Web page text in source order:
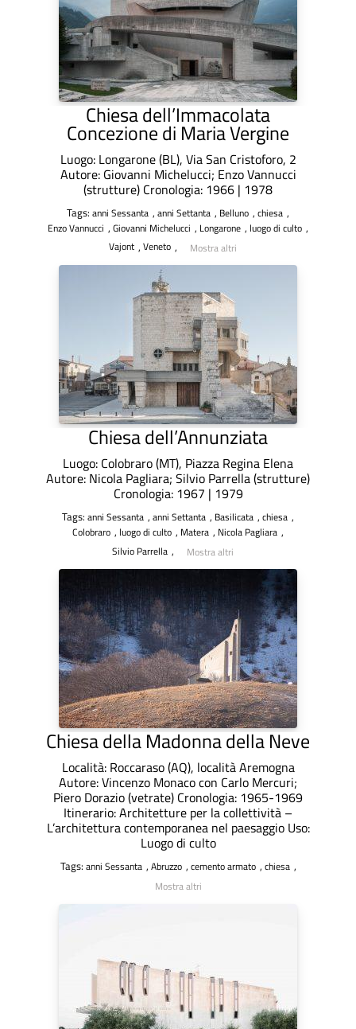
Chiesa dell’Immacolata
Concezione di Maria Vergine
Luogo: Longarone (BL), Via San Cristoforo, 2
Autore: Giovanni Michelucci; Enzo Vannucci
(strutture) Cronologia: 1966 | 1978
Tags: anni Sessanta , anni Settanta , Belluno , chiesa ,
Enzo Vannucci , Giovanni Michelucci , Longarone , luogo di culto ,
Vajont , Veneto , Mostra altri
Chiesa dell’Annunziata
Luogo: Colobraro (MT), Piazza Regina Elena
Autore: Nicola Pagliara; Silvio Parrella (strutture)
Cronologia: 1967 | 1979
Tags: anni Sessanta , anni Settanta , Basilicata , chiesa ,
Colobraro , luogo di culto , Matera , Nicola Pagliara ,
Silvio Parrella , Mostra altri
Chiesa della Madonna della Neve
Località: Roccaraso (AQ), località Aremogna
Autore: Vincenzo Monaco con Carlo Mercuri;
Piero Dorazio (vetrate) Cronologia: 1965-1969
Itinerario: Architetture per la collettività –
L’architettura contemporanea nel paesaggio Uso:
Luogo di culto
Tags: anni Sessanta , Abruzzo , cemento armato , chiesa ,
Mostra altri